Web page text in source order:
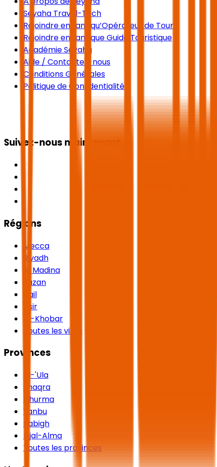
Seyaha Travel-Tech
Rejoindre en tant qu’Opérateur de Tours
Rejoindre en tant que Guide Touristique
Académie Seyaha
Aide / Contactez-nous
Conditions Générales
Politique de Confidentialité
Suivez-nous maintenant
Régions
Mecca
Riyadh
Al Madina
Jazan
Hail
Asir
Al-Khobar
Toutes les villes
Provinces
Al-'Ula
Shaqra
Dhurma
Yanbu
Rabigh
Rijal-Alma
Toutes les provinces